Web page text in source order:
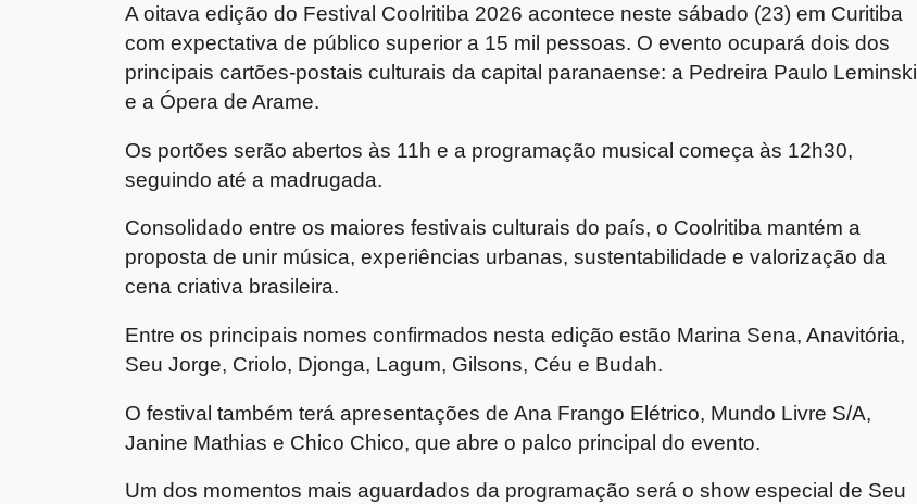
A oitava edição do Festival Coolritiba 2026 acontece neste sábado (23) em Curitiba
com expectativa de público superior a 15 mil pessoas. O evento ocupará dois dos
principais cartões-postais culturais da capital paranaense: a Pedreira Paulo Leminski
e a Ópera de Arame.
Os portões serão abertos às 11h e a programação musical começa às 12h30,
seguindo até a madrugada.
Consolidado entre os maiores festivais culturais do país, o Coolritiba mantém a
proposta de unir música, experiências urbanas, sustentabilidade e valorização da
cena criativa brasileira.
Entre os principais nomes confirmados nesta edição estão Marina Sena,Anavitória,
Seu Jorge, Criolo, Djonga, Lagum, Gilsons, Céu e Budah.
O festival também terá apresentações deAna Frango Elétrico, Mundo Livre S/A,
Janine Mathias e Chico Chico, que abre o palco principal do evento.
Um dos momentos mais aguardados da programação será o show especial de Seu